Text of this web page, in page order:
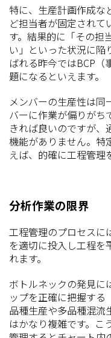
特に、生産計画作成な
ど担当者が固定されて
す。結果的に「その担
い」といった状況に陥
ばれる昨今ではBCP（
題になるといえます。
メンバーの生産性は
バーに作業が偏りがち
きれば良いのですが、
機能がありません。特
えば、的確に工程管理
分析作業の限界
工程管理のプロセスに
を適切に投入し工程を
れます。
ボトルネックの発見に
ップを正確に把握す
品種生産や多品種混流
はかなり複雑です。こ